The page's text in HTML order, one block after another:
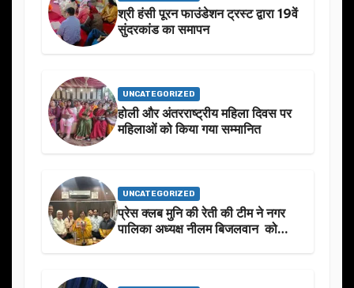
श्री हंसी पूरन फाउंडेशन ट्रस्ट द्वारा 19वें
सुंदरकांड का समापन
UNCATEGORIZED
होली और अंतरराष्ट्रीय महिला दिवस पर
महिलाओं को किया गया सम्मानित
UNCATEGORIZED
प्रेस क्लब मुनि की रेती की टीम ने नगर
पालिका अध्यक्ष नीलम बिजलवान को